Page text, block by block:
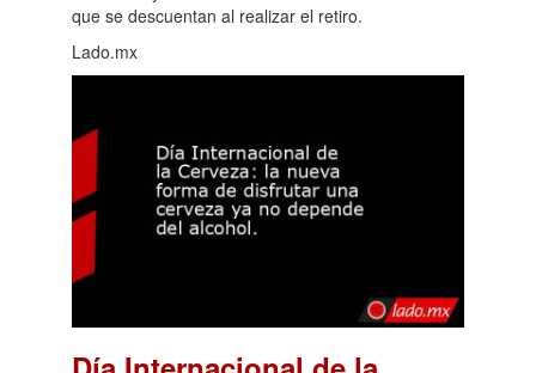
que se descuentan al realizar el retiro.
Lado.mx